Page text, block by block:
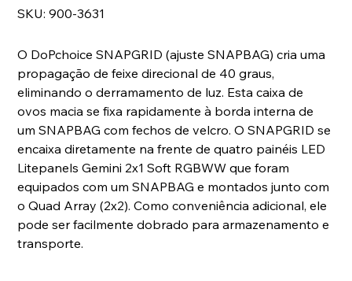
SKU: SKU
900-
900-3631
O DoPchoice SNAPGRID (ajuste SNAPBAG) cria uma
propagação de feixe direcional de 40 graus,
eliminando o derramamento de luz. Esta caixa de
ovos macia se fixa rapidamente à borda interna de
um SNAPBAG com fechos de velcro. O SNAPGRID se
encaixa diretamente na frente de quatro painéis LED
Litepanels Gemini 2x1 Soft RGBWW que foram
equipados com um SNAPBAG e montados junto com
o Quad Array (2x2). Como conveniência adicional, ele
pode ser facilmente dobrado para armazenamento e
transporte.